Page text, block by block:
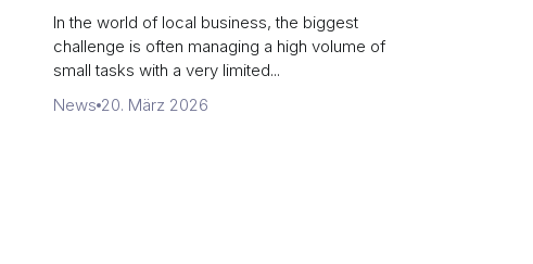
In the world of local business, the biggest
challenge is often managing a high volume of
small tasks with a very limited...
News 20. März 2026